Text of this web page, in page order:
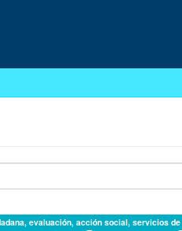
evaluación, acción social, servicios